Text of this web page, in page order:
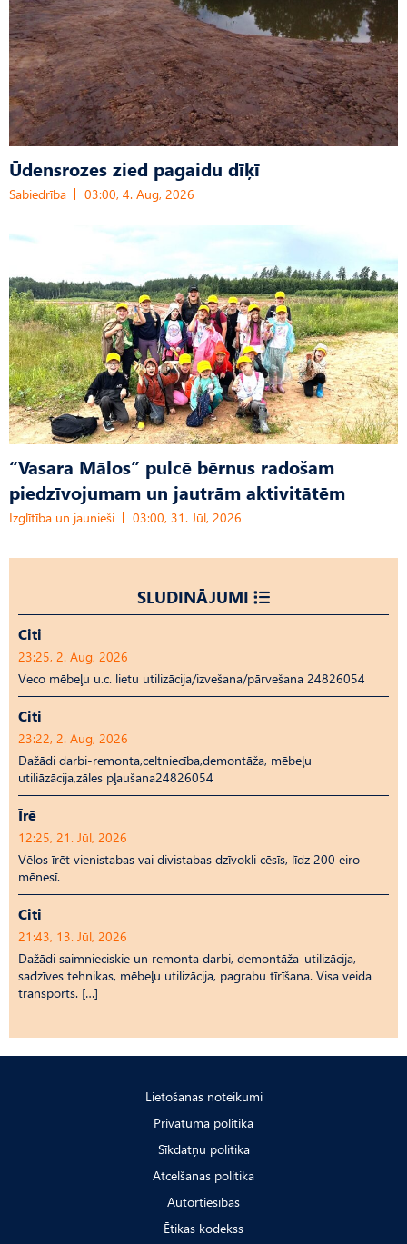
Ūdensrozes zied pagaidu dīķī
Sabiedrība 03:00, 4. Aug, 2026
“Vasara Mālos” pulcē bērnus radošam
piedzīvojumam un jautrām aktivitātēm
Izglītība un jaunieši 03:00, 31. Jūl, 2026
SLUDINĀJUMI
Citi
23:25, 2. Aug, 2026
Veco mēbeļu u.c. lietu utilizācija/izvešana/pārvešana 24826054
Citi
23:22, 2. Aug, 2026
Dažādi darbi-remonta,celtniecība,demontāža, mēbeļu
utiliāzācija,zāles pļaušana24826054
Īrē
12:25, 21. Jūl, 2026
Vēlos īrēt vienistabas vai divistabas dzīvokli cēsīs, līdz 200 eiro
mēnesī.
Citi
21:43, 13. Jūl, 2026
Dažādi saimnieciskie un remonta darbi, demontāža-utilizācija,
sadzīves tehnikas, mēbeļu utilizācija, pagrabu tīrīšana. Visa veida
transports. […]
Lietošanas noteikumi
Privātuma politika
Sīkdatņu politika
Atcelšanas politika
Autortiesības
Ētikas kodekss